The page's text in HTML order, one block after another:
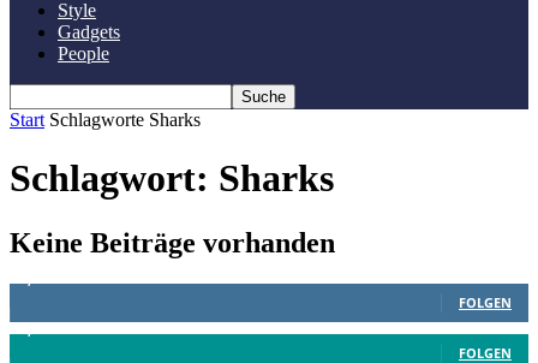
Style
Gadgets
People
Start Schlagworte Sharks
Schlagwort: Sharks
Keine Beiträge vorhanden
FOLGEN
FOLGEN